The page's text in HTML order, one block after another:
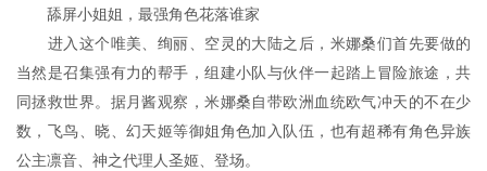
舔屏小姐姐，最强角色花落谁家
进入这个唯美、绚丽、空灵的大陆之后，米娜桑们首先要做的
当然是召集强有力的帮手，组建小队与伙伴一起踏上冒险旅途，共
同拯救世界。据月酱观察，米娜桑自带欧洲血统欧气冲天的不在少
数，飞鸟、晓、幻天姬等御姐角色加入队伍，也有超稀有角色异族
公主凛音、神之代理人圣姬、登场。